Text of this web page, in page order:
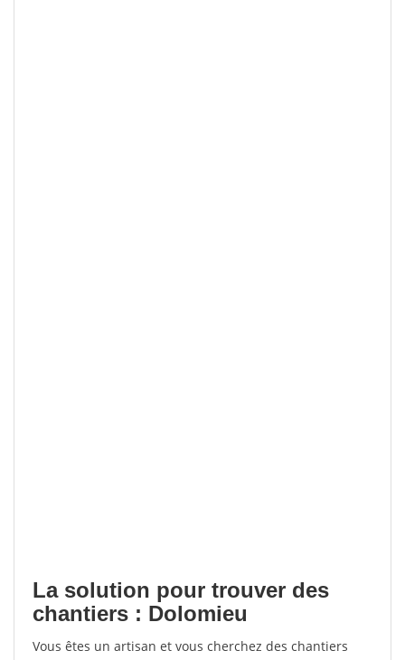
La solution pour trouver des
chantiers : Dolomieu
Vous êtes un artisan et vous cherchez des chantiers